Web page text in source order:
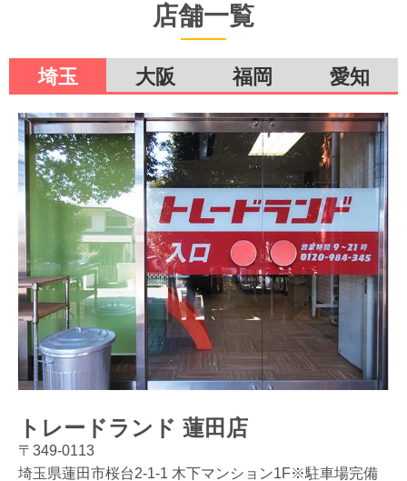
店舗一覧
埼玉 大阪 福岡 愛知
トレードランド 蓮田店
〒349-0113
埼玉県蓮田市桜台2-1-1 木下マンション1F※駐車場完備